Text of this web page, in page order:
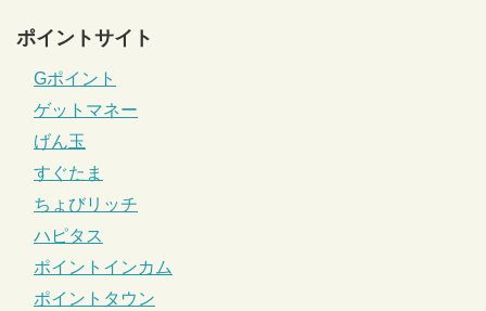
ポイントサイト
Gポイント
ゲットマネー
げん玉
すぐたま
ちょびリッチ
ハピタス
ポイントインカム
ポイントタウン